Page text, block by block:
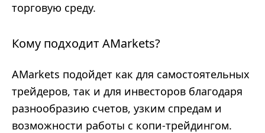
торговую среду.
Кому подходит AMarkets?
AMarkets подойдет как для самостоятельных
трейдеров, так и для инвесторов благодаря
разнообразию счетов, узким спредам и
возможности работы с копи-трейдингом.